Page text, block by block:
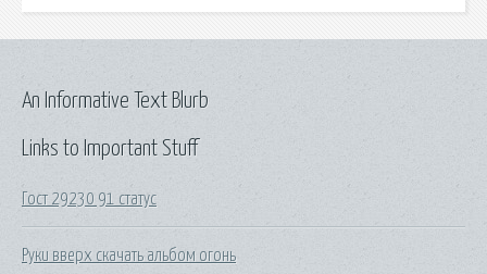
Links to Important Stuff
Гост 29230 91 статус
Руки вверх скачать альбом огонь
An Informative Text Blurb